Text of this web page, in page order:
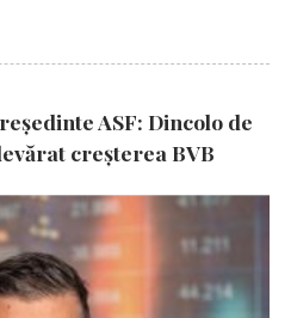
ASF: Dincolo de
creșterea BVB